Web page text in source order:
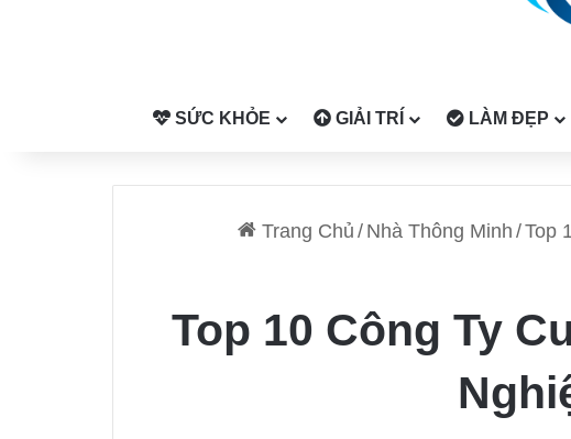
SỨC KHỎE GIẢI TRÍ LÀM ĐẸP
Trang Chủ / Nhà Thông Minh /Top
Top 10 Công Ty